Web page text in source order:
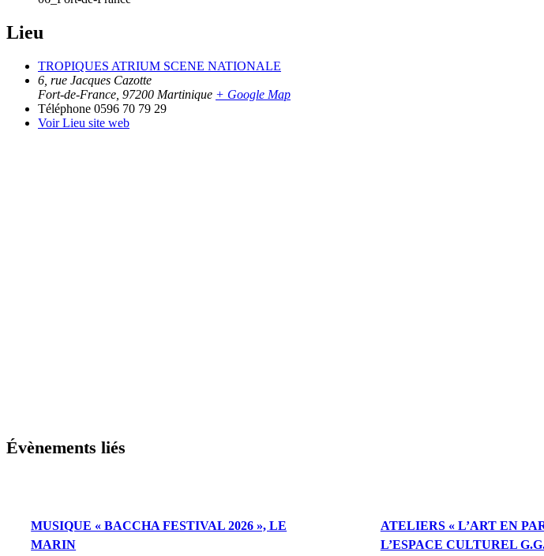
Lieu
TROPIQUES ATRIUM SCENE NATIONALE
6, rue Jacques Cazotte
Fort-de-France 97200 Martinique + Google Map
Téléphone 0596 70 79 29
Voir Lieu site web
Évènements liés
MUSIQUE « BACCHA FESTIVAL 2026 », LE
MARIN
ATELIERS « L’ART EN
L’ESPACE CULTUREL